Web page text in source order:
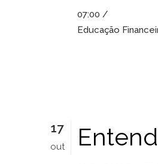
07:00 /
Educação
17
out